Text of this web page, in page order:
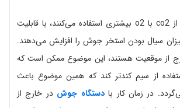
گازهای محافظی که از co2 با o2 بیشتری استفاده می‌کنند، با قابلیت
سیال بودن استخر جوش را افزایش می‌دهند.
از موقعیت هستند، این موضوع ممکن است که
از سیم کندتر کند که همین موضوع باعث
در زمان کار بادستگاه جوش در خارج از